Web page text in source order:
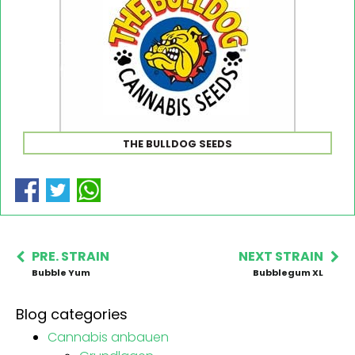
THE BULLDOG SEEDS
PRE. STRAIN
Bubble Yum
NEXT STRAIN
Bubblegum XL
Blog categories
Cannabis anbauen